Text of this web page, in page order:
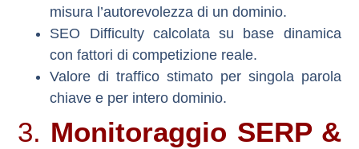
misura l’autorevolezza di un dominio.
SEO Difficultycalcolata su base dinamica
con fattori di competizione reale.
Valore di traffico stimato per singola parola
chiave e per intero dominio.
3. Monitoraggio SERP &